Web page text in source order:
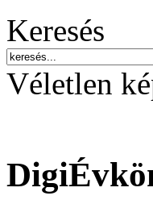
Keresés
Véletlen